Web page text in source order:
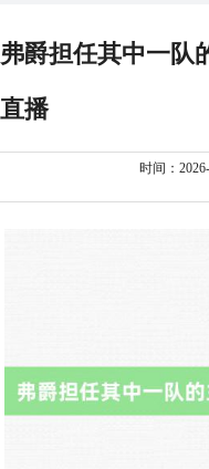
弗爵担任其中一队
直播
时间：